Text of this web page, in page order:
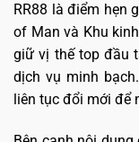
RR88 là điểm hẹn
of Man và Khu
giữ vị thế top đầu
dịch vụ minh
liên tục đổi mới để